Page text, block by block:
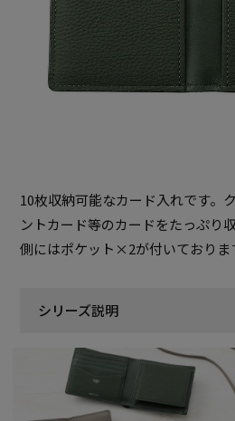
10枚収納可能なカード入れです。
ントカード等のカードをたっぷり
側にはポケット×2が付いておりま
シリーズ説明